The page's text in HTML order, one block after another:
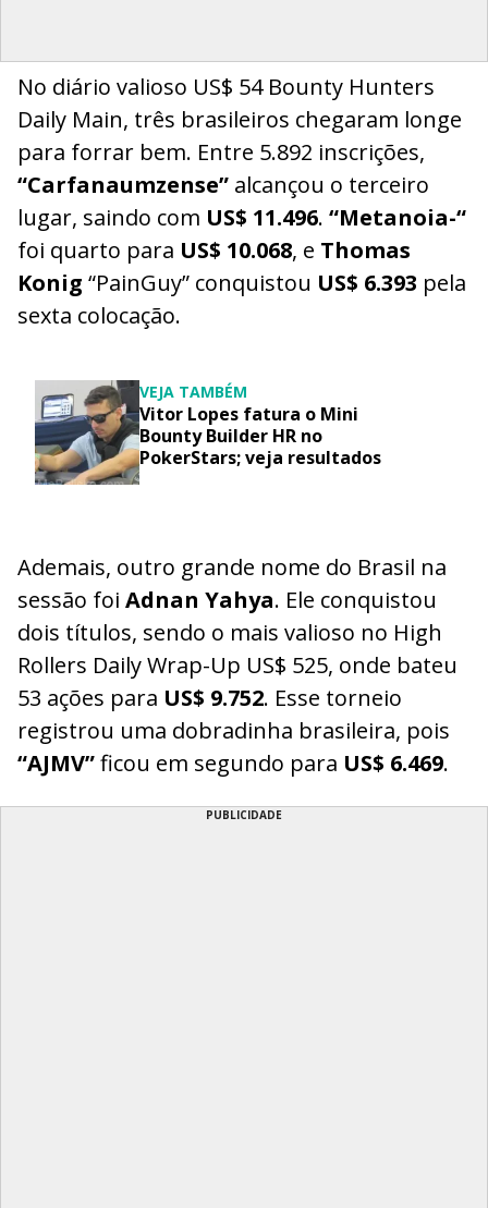
No diário valioso US$ 54 Bounty Hunters
Daily Main, três brasileiros chegaram longe
para forrar bem. Entre 5.892 inscrições,
“Carfanaumzense” alcançou o terceiro
lugar, saindo com US$ 11.496. “Metanoia-“
foi quarto para US$ 10.068, e Thomas
Konig “PainGuy” conquistou US$ 6.393 pela
sexta colocação.
VEJA TAMBÉM
Vitor Lopes fatura o Mini
Bounty Builder HR no
PokerStars; veja resultados
Ademais, outro grande nome do Brasil na
sessão foi Adnan Yahya. Ele conquistou
dois títulos, sendo o mais valioso no High
Rollers Daily Wrap-Up US$ 525, onde bateu
53 ações para US$ 9.752. Esse torneio
registrou uma dobradinha brasileira, pois
“AJMV”ficou em segundo para US$ 6.469.
PUBLICIDADE